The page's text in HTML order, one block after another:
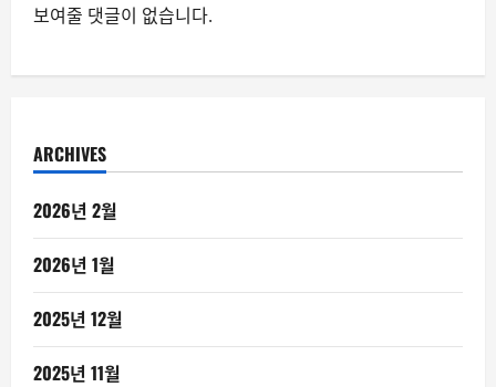
보여줄 댓글이 없습니다.
ARCHIVES
2026년 2월
2026년 1월
2025년 12월
2025년 11월